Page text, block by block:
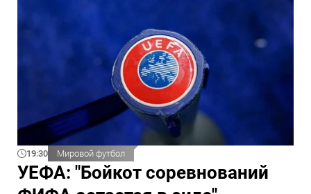
19:30 Мировой футбол
УЕФА: "Бойкот соревнований